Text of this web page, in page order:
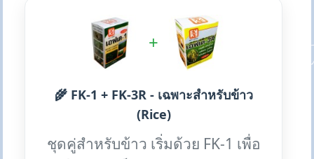
+
🌾 FK-1 + FK-3R - เฉพาะสำหรับข้าว
(Rice)
ชุดคู่สำหรับข้าว เริ่มด้วย FK-1 เพื่อ